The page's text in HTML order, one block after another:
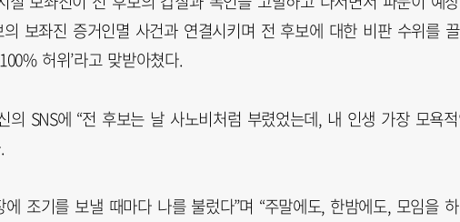
의 보좌진 증거인멸 사건과 연결시키며 전 후보에 대한 비판 수위를 끌
허위’라고 맞받아쳤다.
의 SNS에 “전 후보는 날 사노비처럼 부렸었는데, 내 인생 가장 모욕
에 조기를 보낼 때마다 나를 불렀다”며 “주말에도, 한밤에도, 모임을